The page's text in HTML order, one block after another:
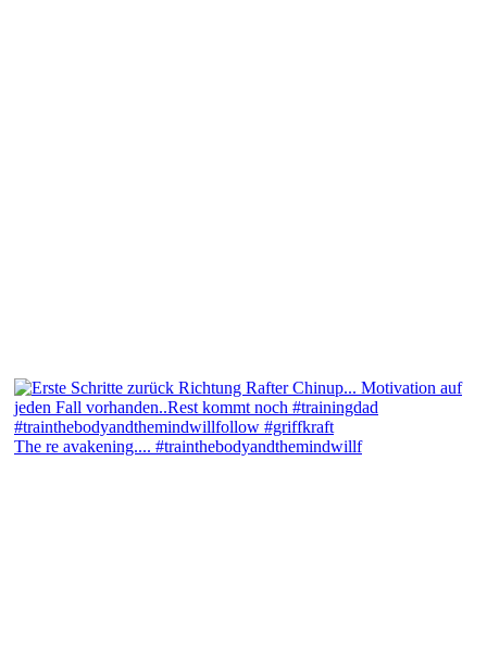
The re avakening.... #trainthebodyandthemindwillf